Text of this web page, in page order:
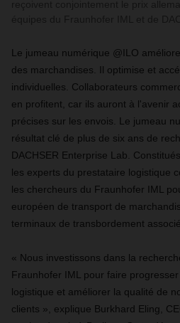
Le jumeau numérique @ILO
des marchandises. Il optimise et
individuelles. Collaborateurs
en profitent, car ils auront à l'avenir
précises sur les envois. Le jumeau
résultat clé de plus de six ans de
DACHSER Enterprise Lab.
les experts du prestataire logistique
les chercheurs du Fraunhofer IML
européen de transport de
terminaux de transbordement
« Nous investissons dans la
Fraunhofer IML pour faire
logistique et améliorer la qualité de
clients », explique Burkhard Eling,